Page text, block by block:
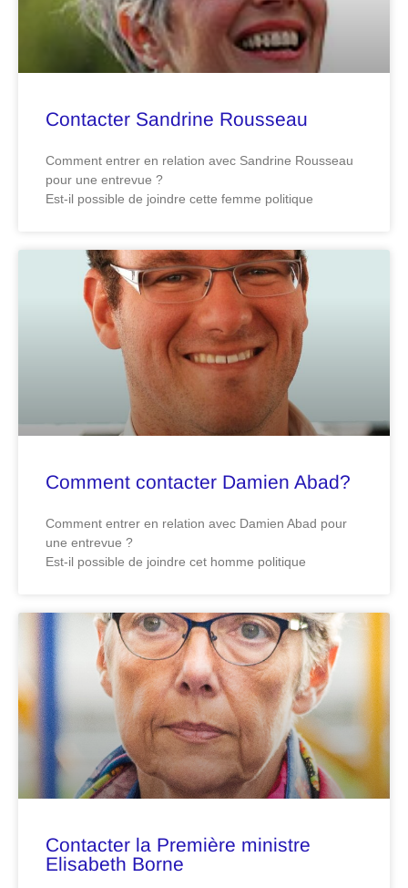
Contacter Sandrine Rousseau
Comment entrer en relation avec Sandrine Rousseau
pour une entrevue ?
Est-il possible de joindre cette femme politique
Comment contacter Damien Abad?
Comment entrer en relation avec Damien Abad pour
une entrevue ?
Est-il possible de joindre cet homme politique
Contacter la Première ministre
Elisabeth Borne